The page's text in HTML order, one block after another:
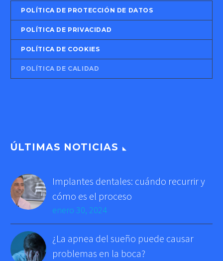
POLÍTICA DE PROTECCIÓN DE DATOS
POLÍTICA DE PRIVACIDAD
POLÍTICA DE COOKIES
POLÍTICA DE CALIDAD
ÚLTIMAS NOTICIAS
Implantes dentales: cuándo recurrir y
cómo es el proceso
enero 30, 2024
¿La apnea del sueño puede causar
problemas en la boca?